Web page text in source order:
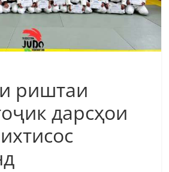
риштаи
дарсҳои